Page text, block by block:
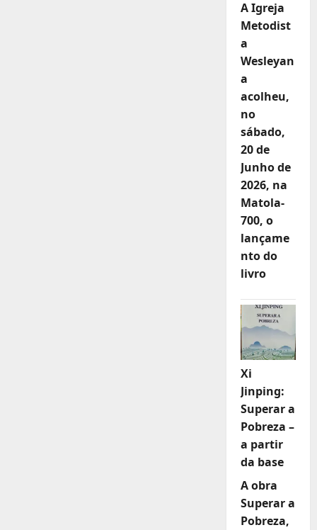
A Igreja
Metodist
a
Wesleyan
a
acolheu,
no
sábado,
20 de
Junho de
2026, na
Matola-
700, o
lançame
nto do
livro
Xi
Jinping:
Superar a
Pobreza –
a partir
da base
A obra
Superar a
Pobreza,